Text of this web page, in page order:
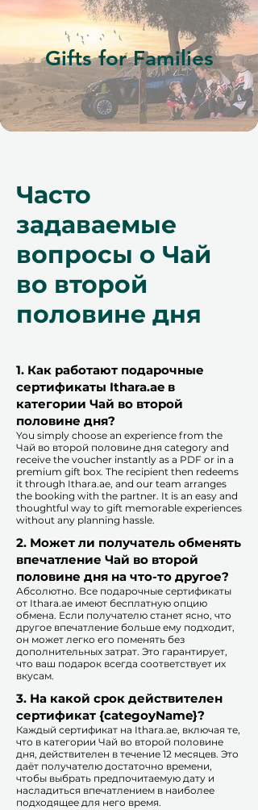
Gifts for Families
Часто
задаваемые
вопросы о Чай
во второй
половине дня
1. Как работают подарочные
сертификаты Ithara.ae в
категории Чай во второй
половине дня?
You simply choose an experience from the
Чай во второй половине дня category and
receive the voucher instantly as a PDF or in a
premium gift box. The recipient then redeems
it through Ithara.ae, and our team arranges
the booking with the partner. It is an easy and
thoughtful way to gift memorable experiences
without any planning hassle.
2. Может ли получатель обменять
впечатление Чай во второй
половине дня на что-то другое?
Абсолютно. Все подарочные сертификаты
от Ithara.ae имеют бесплатную опцию
обмена. Если получателю станет ясно, что
другое впечатление больше ему подходит,
он может легко его поменять без
дополнительных затрат. Это гарантирует,
что ваш подарок всегда соответствует их
вкусам.
3. На какой срок действителен
сертификат {categoyName}?
Каждый сертификат на Ithara.ae, включая те,
что в категории Чай во второй половине
дня, действителен в течение 12 месяцев. Это
даёт получателю достаточно времени,
чтобы выбрать предпочитаемую дату и
насладиться впечатлением в наиболее
подходящее для него время.​